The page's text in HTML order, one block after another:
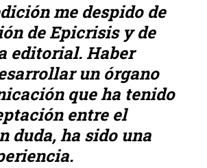
me despido de
de Epicrisis y de
editorial. Haber
un órgano
que ha tenido
entre el
duda, ha sido una